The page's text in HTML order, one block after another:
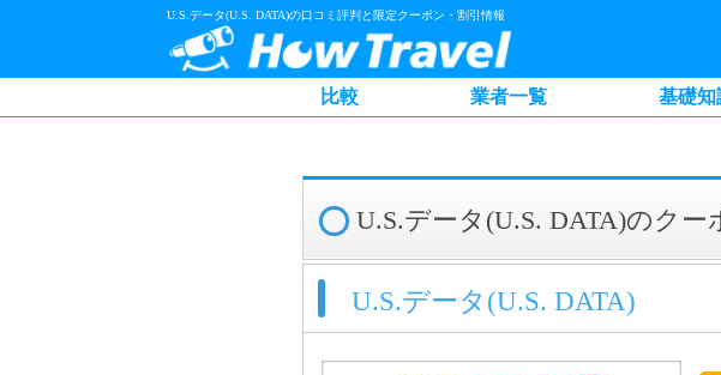
U.S.データ(U.S. DATA)の口コミ評判と限定クーポン・割引情報
比較 業者一覧 基礎知
U.S.データ(U.S. DATA)のク
U.S.データ(U.S. DATA)